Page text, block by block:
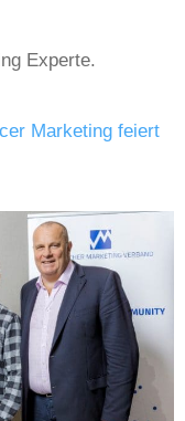
Experte.
Marketing feiert